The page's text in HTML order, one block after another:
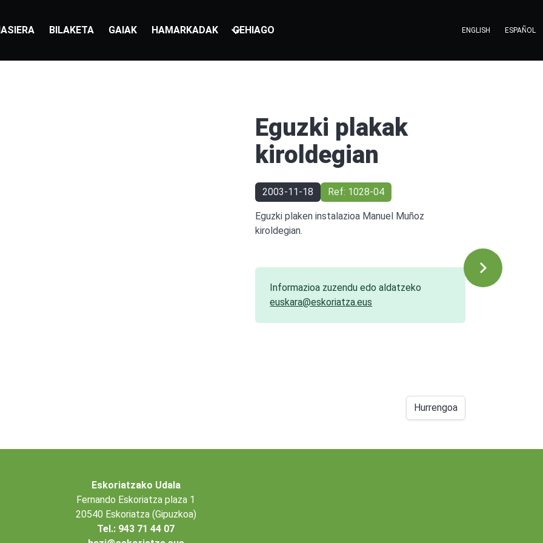
BILAKETA GAIAK HAMARKADAK GEHIAGO ENGLISH ESPAÑOL
Eguzki plakak
kiroldegian
2003-11-18 Ref: 1028-04
Eguzki plaken instalazioa Manuel Muñoz
kiroldegian.
Informazioa zuzendu edo aldatzeko
euskara@eskoriatza.eus
Hurrengoa
Eskoriatzako Udala
Fernando Eskoriatza plaza 1
20540 Eskoriatza (Gipuzkoa)
Tel.: 943 71 44 07